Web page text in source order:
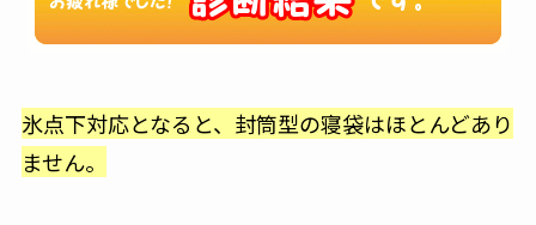
氷点下対応となると、封筒型の寝袋はほとんどあり
ません。